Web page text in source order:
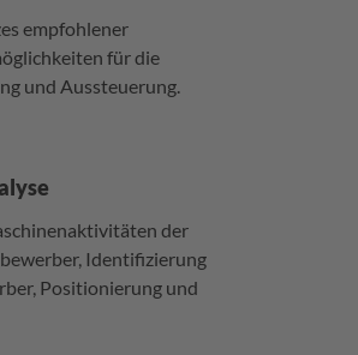
empfohlener
für die
und Aussteuerung.
der
Identifizierung
Positionierung und